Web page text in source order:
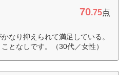
70.75点
なり抑えられて満足している。
となしです。（30代／女性）